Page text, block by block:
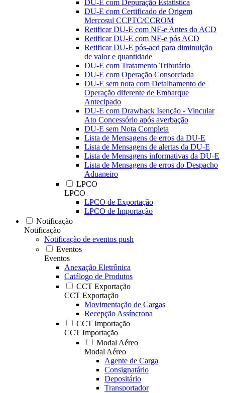
DU-E com Depuração Estatística
DU-E com Certificado de Origem
Mercosul CCPTC/CCROM
Retificar DU-E com NF-e Antes do ACD
Retificar DU-E com NF-e pós ACD
Retificar DU-E pós-acd para diminuição
de valor e quantidade
DU-E com Tratamento Tributário
DU-E com Operação Consorciada
DU-E sem nota com Detalhamento de
Operação diferente de Embarque
Antecipado
DU-E com Drawback Isenção - Vincular
Ato Concessório após averbação
DU-E sem Nota Completa
Lista de Mensagens de erros da DU-E
Lista de Mensagens de alertas da DU-E
Lista de Mensagens informativas da DU-E
Lista de Mensagens de erros do Despacho
Aduaneiro
LPCO
LPCO
LPCO de Exportação
LPCO de Importação
Notificação
Notificação
Notificação de eventos push
Eventos
Eventos
Anexação Eletrônica
Catálogo de Produtos
CCT Exportação
CCT Exportação
Movimentação de Cargas
Recepção Assíncrona
CCT Importação
CCT Importação
Modal Aéreo
Modal Aéreo
Agente de Carga
Consignatário
Depositário
Transportador